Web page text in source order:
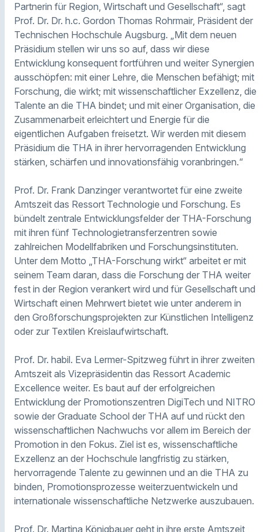
Partnerin für Region, Wirtschaft und Gesellschaft“, sagt
Prof. Dr. Dr. h.c. Gordon Thomas Rohrmair, Präsident der
Technischen Hochschule Augsburg. „Mit dem neuen
Präsidium stellen wir uns so auf, dass wir diese
Entwicklung konsequent fortführen und weiter Synergien
ausschöpfen: mit einer Lehre, die Menschen befähigt; mit
Forschung, die wirkt; mit wissenschaftlicher Exzellenz, die
Talente an die THA bindet; und mit einer Organisation, die
Zusammenarbeit erleichtert und Energie für die
eigentlichen Aufgaben freisetzt. Wir werden mit diesem
Präsidium die THA in ihrer hervorragenden Entwicklung
stärken, schärfen und innovationsfähig voranbringen.“
Prof. Dr. Frank Danzinger verantwortet für eine zweite
Amtszeit das Ressort Technologie und Forschung. Es
bündelt zentrale Entwicklungsfelder der THA-Forschung
mit ihren fünf Technologietransferzentren sowie
zahlreichen Modellfabriken und Forschungsinstituten.
Unter dem Motto „THA-Forschung wirkt“ arbeitet er mit
seinem Team daran, dass die Forschung der THA weiter
fest in der Region verankert wird und für Gesellschaft und
Wirtschaft einen Mehrwert bietet wie unter anderem in
den Großforschungsprojekten zur Künstlichen Intelligenz
oder zur Textilen Kreislaufwirtschaft.
Prof. Dr. habil. Eva Lermer-Spitzweg führt in ihrer zweiten
Amtszeit als Vizepräsidentin das Ressort Academic
Excellence weiter. Es baut auf der erfolgreichen
Entwicklung der Promotionszentren DigiTech und NITRO
sowie der Graduate School der THA auf und rückt den
wissenschaftlichen Nachwuchs vor allem im Bereich der
Promotion in den Fokus. Ziel ist es, wissenschaftliche
Exzellenz an der Hochschule langfristig zu stärken,
hervorragende Talente zu gewinnen und an die THA zu
binden, Promotionsprozesse weiterzuentwickeln und
internationale wissenschaftliche Netzwerke auszubauen.
Prof. Dr. Martina Königbauer geht in ihre erste Amtszeit